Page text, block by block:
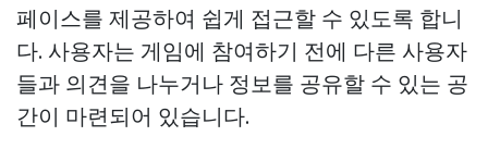
페이스를 제공하여 쉽게 접근할 수 있도록 합니
다. 사용자는 게임에 참여하기 전에 다른 사용자
들과 의견을 나누거나 정보를 공유할 수 있는 공
간이 마련되어 있습니다.